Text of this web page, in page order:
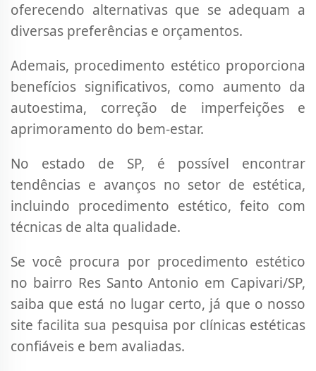
oferecendo alternativas que se adequam a
diversas preferências e orçamentos.
Ademais, procedimento estético proporciona
benefícios significativos, como aumento da
autoestima, correção de imperfeições e
aprimoramento do bem-estar.
No estado de SP, é possível encontrar
tendências e avanços no setor de estética,
incluindo procedimento estético, feito com
técnicas de alta qualidade.
Se você procura por procedimento estético
no bairro Res Santo Antonio em Capivari/SP,
saiba que está no lugar certo, já que o nosso
site facilita sua pesquisa por clínicas estéticas
confiáveis e bem avaliadas.